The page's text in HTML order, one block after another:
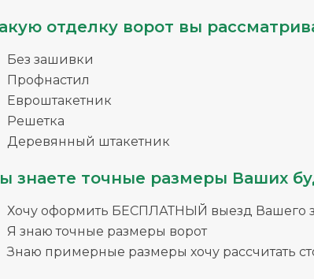
отделку ворот вы
Без зашивки
Профнастил
Евроштакетник
Решетка
Деревянный штакетник
знаете точные размеры Ваших
Хочу оформить БЕСПЛАТНЫЙ выезд Вашего
Я знаю точные размеры ворот
Знаю примерные размеры хочу рассчитать